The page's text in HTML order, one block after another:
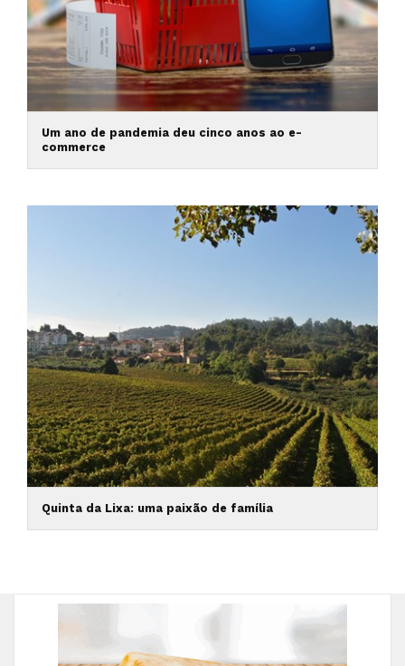
Um ano de pandemia deu cinco anos ao e-
commerce
Quinta da Lixa: uma paixão de família